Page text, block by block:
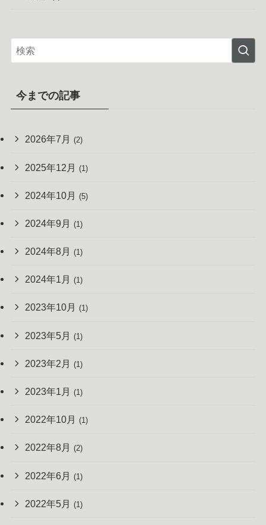
今までの記事
2026年7月 (2)
2025年12月 (1)
2024年10月 (5)
2024年9月 (1)
2024年8月 (1)
2024年1月 (1)
2023年10月 (1)
2023年5月 (1)
2023年2月 (1)
2023年1月 (1)
2022年10月 (1)
2022年8月 (2)
2022年6月 (1)
2022年5月 (1)